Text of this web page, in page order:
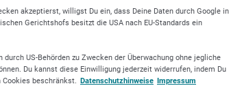
| Webdesign Experten
heute um20:00 Uhr
akzeptierst, willigst Du ein, dass Deine Daten durch Google in
Gerichtshofs besitzt die USA nach EU-Standards ein
US-Behörden zu Zwecken der Überwachung ohne jegliche
Du kannst diese Einwilligung jederzeit widerrufen, indem Du
Cookies beschränkst. Datenschutzhinweise Impressum